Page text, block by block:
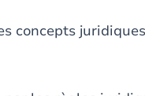
concepts